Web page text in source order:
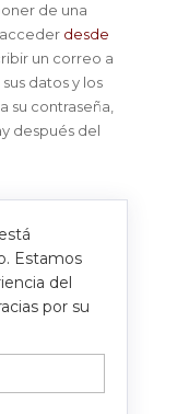
de una
desde
un correo a
datos y los
su contraseña,
después del
Estamos
del
por su